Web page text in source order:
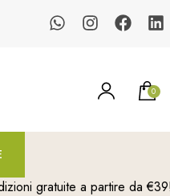
0
gratuite a partire da €39!